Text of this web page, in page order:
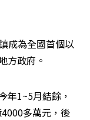
成為全國首個以
方政府。
年1~5月結餘，
多萬元，後